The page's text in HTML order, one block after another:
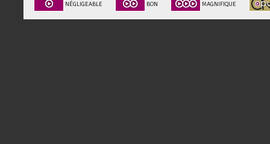
NÉGLIGEABLE BON MAGNIFIQUE